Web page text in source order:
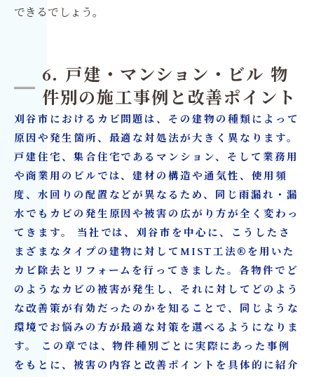
できるでしょう。
6. 戸建・マンション・ビル 物
件別の施工事例と改善ポイント
刈谷市におけるカビ問題は、その建物の種類によって
原因や発生箇所、最適な対処法が大きく異なります。
戸建住宅、集合住宅であるマンション、そして業務用
や商業用のビルでは、建材の構造や通気性、使用頻
度、水回りの配置などが異なるため、同じ雨漏れ・漏
水でもカビの発生原因や被害の広がり方が全く変わっ
てきます。 当社では、刈谷市を中心に、こうしたさ
まざまなタイプの建物に対してMIST工法®を用いた
カビ除去とリフォームを行ってきました。各物件でど
のようなカビの被害が発生し、それに対してどのよう
な改善策が有効だったのかを知ることで、同じような
環境でお悩みの方が最適な対策を選べるようになりま
す。 この章では、物件種別ごとに実際にあった事例
をもとに、被害の内容と改善ポイントを具体的に紹介